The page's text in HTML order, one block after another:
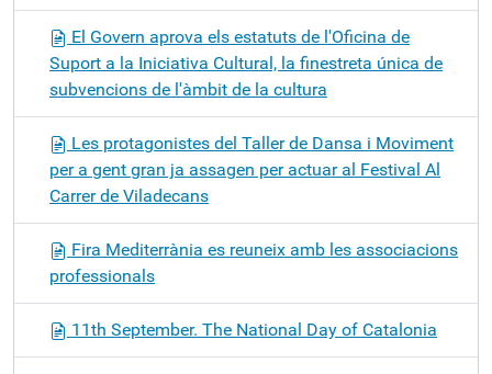
El Govern aprova els estatuts de l'Oficina de
Suport a la Iniciativa Cultural, la finestreta única de
subvencions de l'àmbit de la cultura
Les protagonistes del Taller de Dansa i Moviment
per a gent gran ja assagen per actuar al Festival Al
Carrer de Viladecans
Fira Mediterrània es reuneix amb les associacions
professionals
11th September. The National Day of Catalonia